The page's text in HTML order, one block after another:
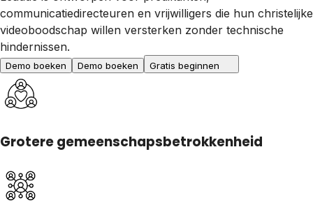
communicatiedirecteuren en vrijwilligers die hun christelijke
videoboodschap willen versterken zonder technische
hindernissen.
Demo boeken Demo boeken Gratis beginnen
Grotere gemeenschapsbetrokkenheid